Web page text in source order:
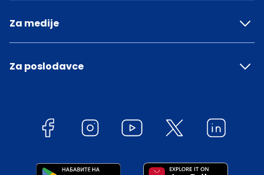
Za medije
Za poslodavce